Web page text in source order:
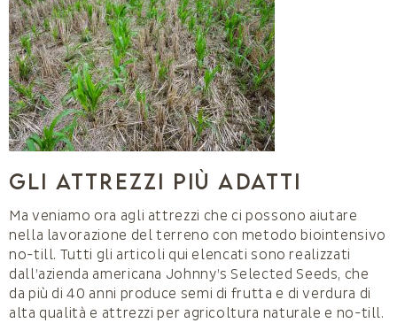
Gli attrezzi più adatti
Ma veniamo ora agli attrezzi che ci possono aiutare
nella lavorazione del terreno con metodo biointensivo
no-till. Tutti gli articoli qui elencati sono realizzati
dall’azienda americana Johnny’s Selected Seeds, che
da più di 40 anni produce semi di frutta e di verdura di
alta qualità e attrezzi per agricoltura naturale e no-till.